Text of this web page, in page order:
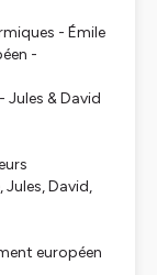
- Émile
-
& David
Jules, David,
européen